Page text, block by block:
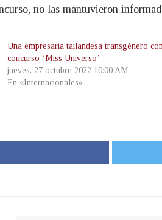
no las mantuvieron
Una empresaria tailandesa transgénero
concurso ‘Miss Universo’
jueves, 27 octubre 2022 10:00 AM
En «Internacionales»